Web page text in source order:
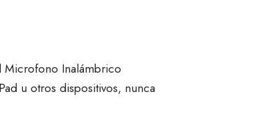
Microfono Inalámbrico
u otros dispositivos, nunca